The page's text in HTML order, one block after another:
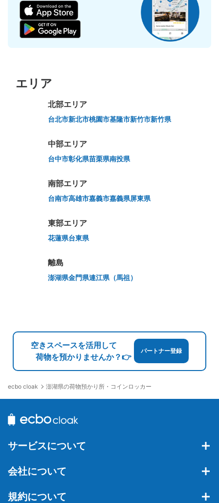
万が一に備えた安心補償
荷物の破損、盗難等万が一に備えた保証も完備で安心
エリア
北部エリア
台北市新北市桃園市基隆市新竹市新竹県
中部エリア
台中市彰化県苗栗県南投県
南部エリア
台南市高雄市嘉義市嘉義県屏東県
東部エリア
花蓮県台東県
離島
澎湖県金門県連江県（馬祖）
空きスペースを活用して
荷物を預かりませんか？👉
パートナー登録
ecbo cloak 澎湖県の荷物預かり所・コインロッカー
サービスについて
会社について
規約について